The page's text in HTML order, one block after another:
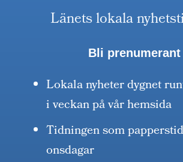
Länets lokala
Bli prenumerant
Lokala nyheter dygnet
i veckan på vår hemsida
Tidningen som
onsdagar